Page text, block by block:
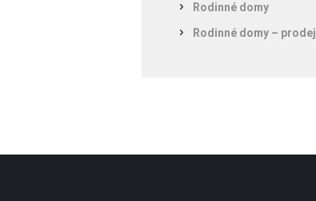
Rodinné domy
Rodinné domy – prodej